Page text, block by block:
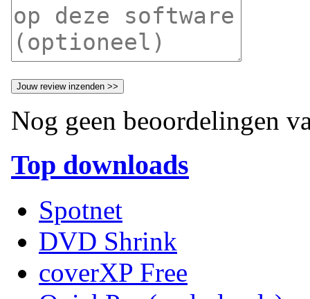
Nog geen beoordelingen
Top downloads
Spotnet
DVD Shrink
coverXP Free